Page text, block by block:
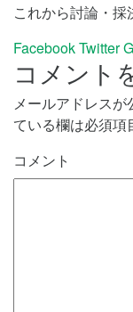
これから討論・採
FacebookTwitter
コメント
メールアドレスが
ている欄は必須項
コメント